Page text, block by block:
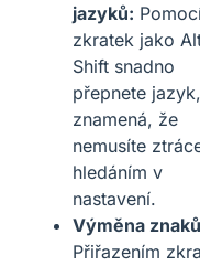
jazyků:
zkratek jako
Shift snadno
přepnete
znamená, že
nemusíte
hledáním v
nastavení.
Výměna
Přiřazením